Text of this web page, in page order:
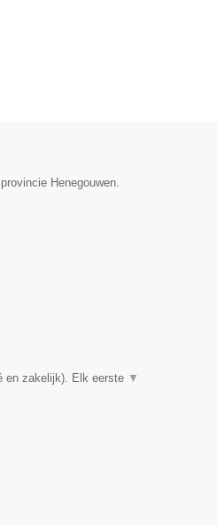
Henegouwen.
en zakelijk). Elk eerste ▼